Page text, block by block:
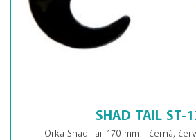
SHAD TAIL ST-
Orka Shad Tail 170 mm – černá,